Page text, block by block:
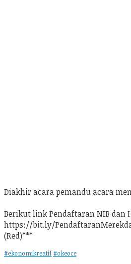
Diakhir acara pemandu acara
Berikut link Pendaftaran NIB dan
https://bit.ly/
(Red)***
#ekonomikreatif #okeoce